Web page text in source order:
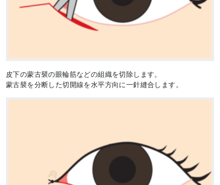
皮下の蒙古襞の眼輪筋などの組織を切除します。
蒙古襞を分断した切開線を水平方向に一針縫合します。